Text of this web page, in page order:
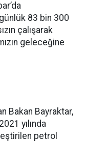
83 bin 300
çalışarak
geleceğine
Bakan Bayraktar,
yılında
petrol